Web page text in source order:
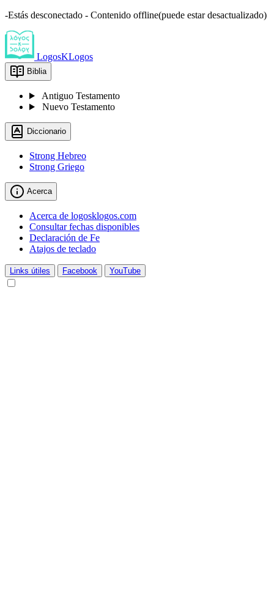
-Estás desconectado - Contenido offline(puede estar desactualizado)
LogosKLogos
Biblia
Antiguo Testamento
Nuevo Testamento
Diccionario
Strong Hebreo
Strong Griego
Acerca
Acerca de logosklogos.com
Consultar fechas disponibles
Declaración de Fe
Atajos de teclado
Links útiles Facebook YouTube